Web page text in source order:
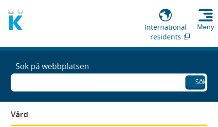
International
residents
Meny
Sök på webbplatsen
Sök
Vård